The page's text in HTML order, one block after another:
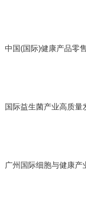
中国 (国际)健康产品零
国际益生菌产业高质量
广州国际细胞与健康产